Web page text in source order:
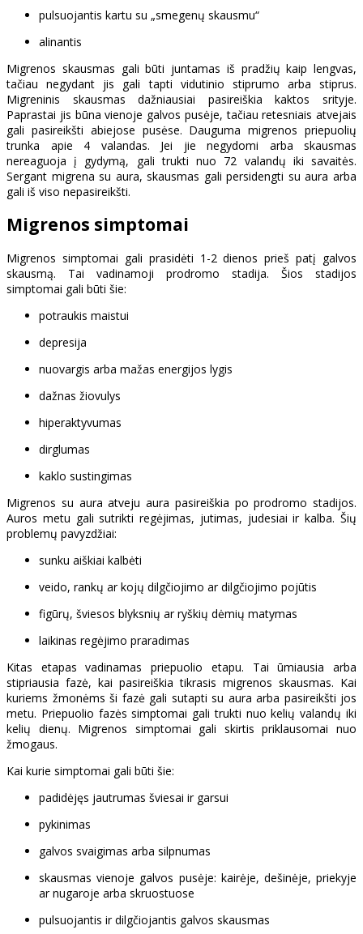
pulsuojantis kartu su „smegenų skausmu“
alinantis
Migrenos skausmas gali būti juntamas iš pradžių kaip lengvas,
tačiau negydant jis gali tapti vidutinio stiprumo arba stiprus.
Migreninis skausmas dažniausiai pasireiškia kaktos srityje.
Paprastai jis būna vienoje galvos pusėje, tačiau retesniais atvejais
gali pasireikšti abiejose pusėse. Dauguma migrenos priepuolių
trunka apie 4 valandas. Jei jie negydomi arba skausmas
nereaguoja į gydymą, gali trukti nuo 72 valandų iki savaitės.
Sergant migrena su aura, skausmas gali persidengti su aura arba
gali iš viso nepasireikšti.
Migrenos simptomai
Migrenos simptomai gali prasidėti 1-2 dienos prieš patį galvos
skausmą. Tai vadinamoji prodromo stadija. Šios stadijos
simptomai gali būti šie:
potraukis maistui
depresija
nuovargis arba mažas energijos lygis
dažnas žiovulys
hiperaktyvumas
dirglumas
kaklo sustingimas
Migrenos su aura atveju aura pasireiškia po prodromo stadijos.
Auros metu gali sutrikti regėjimas, jutimas, judesiai ir kalba. Šių
problemų pavyzdžiai:
sunku aiškiai kalbėti
veido, rankų ar kojų dilgčiojimo ar dilgčiojimo pojūtis
figūrų, šviesos blyksnių ar ryškių dėmių matymas
laikinas regėjimo praradimas
Kitas etapas vadinamas priepuolio etapu. Tai ūmiausia arba
stipriausia fazė, kai pasireiškia tikrasis migrenos skausmas. Kai
kuriems žmonėms ši fazė gali sutapti su aura arba pasireikšti jos
metu. Priepuolio fazės simptomai gali trukti nuo kelių valandų iki
kelių dienų. Migrenos simptomai gali skirtis priklausomai nuo
žmogaus.
Kai kurie simptomai gali būti šie:
padidėjęs jautrumas šviesai ir garsui
pykinimas
galvos svaigimas arba silpnumas
skausmas vienoje galvos pusėje: kairėje, dešinėje, priekyje
ar nugaroje arba skruostuose
pulsuojantis ir dilgčiojantis galvos skausmas